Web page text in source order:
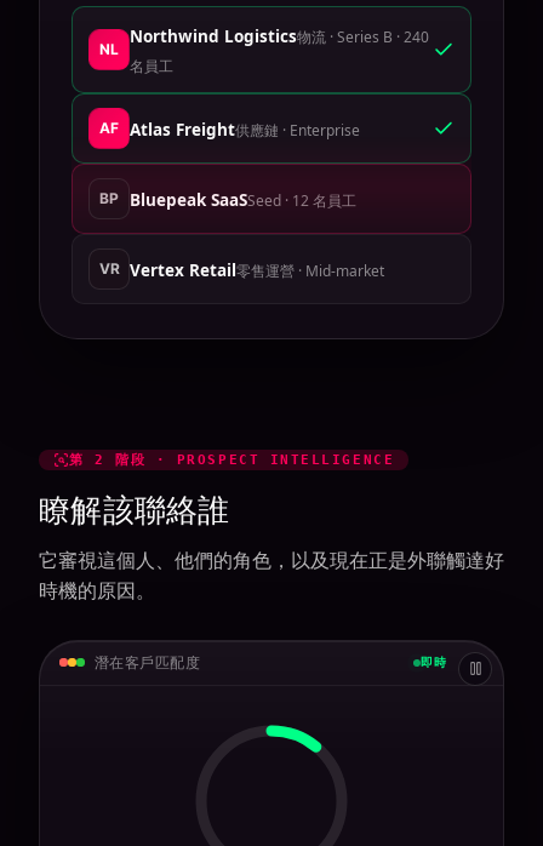
NL
Northwind Logistics物流 · Series B · 240
名員工
AF Atlas Freight供應鏈 · Enterprise
BP Bluepeak SaaSSeed · 12 名員工
VR Vertex Retail零售運營 · Mid-market
第 2 階段 · PROSPECT INTELLIGENCE
瞭解該聯絡誰
它審視這個人、他們的角色，以及現在正是外聯觸達好
時機的原因。
潛在客戶匹配度 即時